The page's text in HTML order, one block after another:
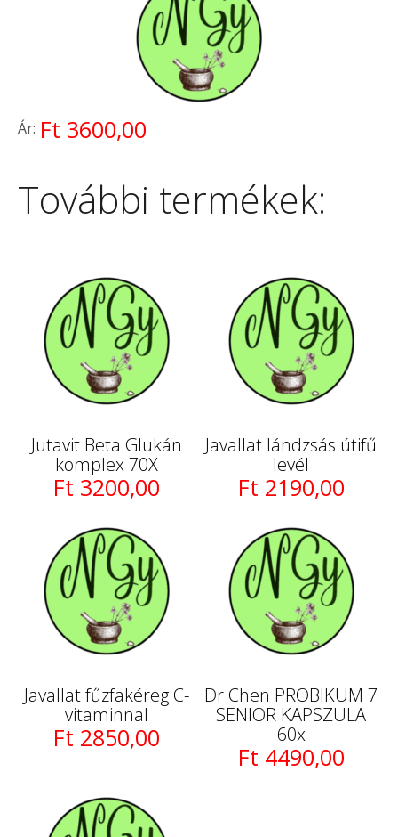
Ár: Ft 3600,00
További termékek:
Jutavit Beta Glukán
komplex 70X
Ft 3200,00
Javallat lándzsás útifű
levél
Ft 2190,00
Javallat fűzfakéreg C-
vitaminnal
Ft 2850,00
Dr Chen PROBIKUM 7
SENIOR KAPSZULA
60x
Ft 4490,00